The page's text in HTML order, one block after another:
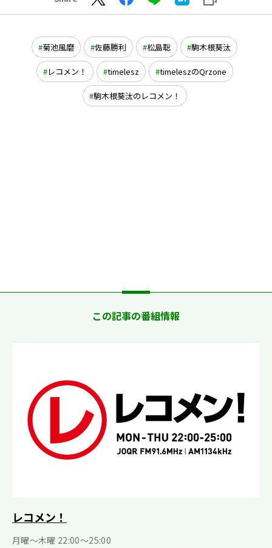
菊池風磨 佐藤勝利 松島聡 駒木根葵汰
レコメン！ timelesz timeleszのQrzone
駒木根葵汰のレコメン！
この記事の番組情報
レコメン！
月曜〜木曜 22:00〜25:00